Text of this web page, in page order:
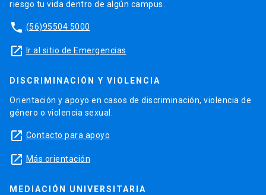
riesgo tu vida dentro de algún campus.
phone (56)95504 5000
launch Ir al sitio de Emergencias
DISCRIMINACIÓN Y VIOLENCIA
Orientación y apoyo en casos de discriminación, violencia de
género o violencia sexual.
launch Contacto para apoyo
launch Más orientación
MEDIACIÓN UNIVERSITARIA